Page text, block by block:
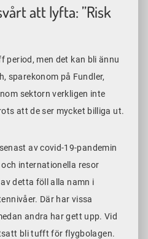
att lyfta: ”Risk
period, men det kan bli ännu
sparekonom på Fundler,
sektorn verkligen inte
att de ser mycket billiga ut.
av covid-19-pandemin
internationella resor
detta föll alla namn i
Där har vissa
andra har gett upp. Vid
bli tufft för flygbolagen.